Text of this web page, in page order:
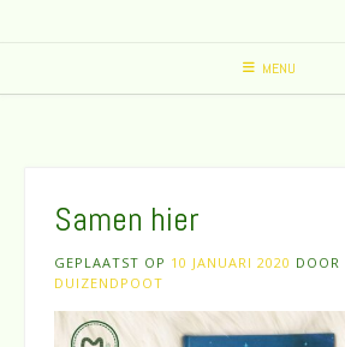
MENU
Samen hier
GEPLAATST OP 10 JANUARI 2020 DOOR
DUIZENDPOOT